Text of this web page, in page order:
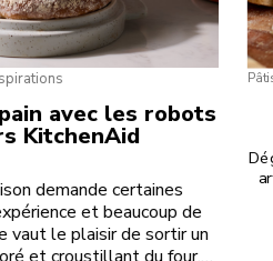
avec les robots
KitchenAid
demande certaines
et beaucoup de
vaut le plaisir de sortir un